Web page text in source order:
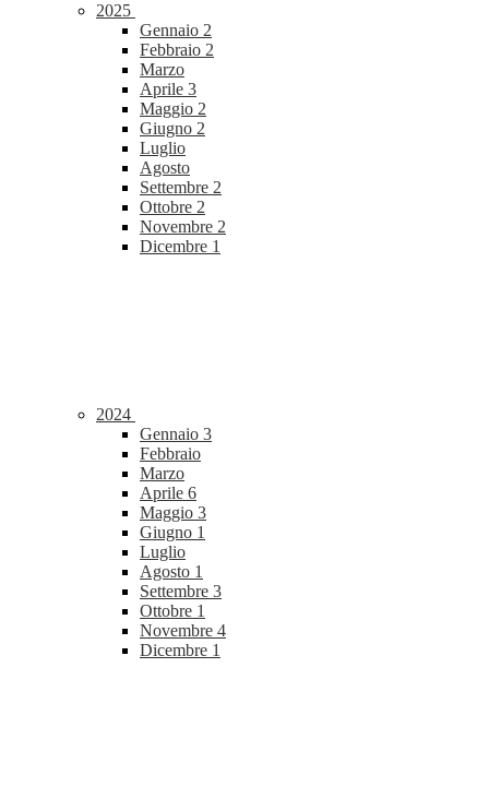
2025
Gennaio 2
Febbraio 2
Marzo
Aprile 3
Maggio 2
Giugno 2
Luglio
Agosto
Settembre 2
Ottobre 2
Novembre 2
Dicembre 1
2024
Gennaio 3
Febbraio
Marzo
Aprile 6
Maggio 3
Giugno 1
Luglio
Agosto 1
Settembre 3
Ottobre 1
Novembre 4
Dicembre 1